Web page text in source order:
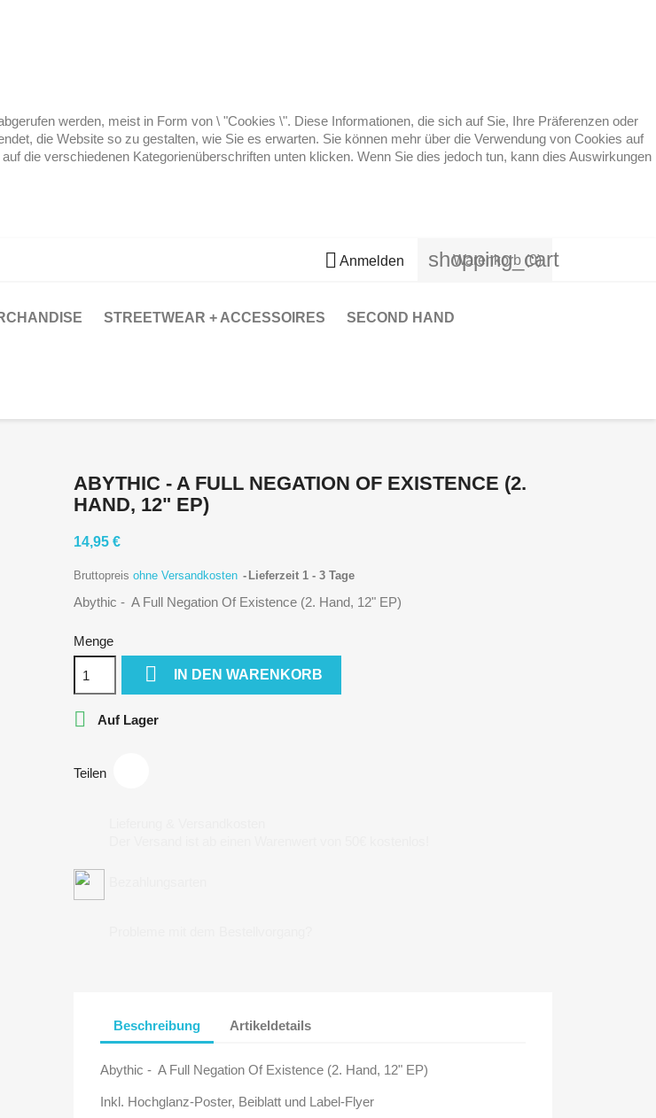
werden, meist in Form von \ "Cookies \". Diese Informationen, die sich auf Sie, Ihre Präferenzen oder
die Website so zu gestalten, wie Sie es erwarten. Sie können mehr über die Verwendung von Cookies auf
die verschiedenen Kategorienüberschriften unten klicken. Wenn Sie dies jedoch tun, kann dies Auswirkungen
 Anmelden shopping_cart
Warenkorb (0)
STREETWEAR + ACCESSOIRES SECOND HAND
ABYTHIC - A FULL NEGATION OF EXISTENCE (2.
HAND, 12" EP)
14,95 €
Bruttopreis ohne Versandkosten Lieferzeit 1 - 3 Tage
Abythic - A Full Negation Of Existence (2. Hand, 12" EP)
Menge
 IN DEN WARENKORB
 Auf Lager
Teilen
Beschreibung Artikeldetails
Abythic - A Full Negation Of Existence (2. Hand, 12" EP)
Inkl. Hochglanz-Poster, Beiblatt und Label-Flyer